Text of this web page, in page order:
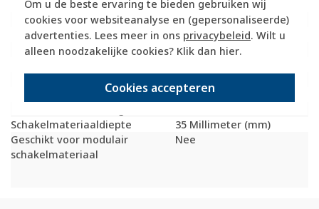
Om u de beste ervaring te bieden gebruiken wij
cookies voor websiteanalyse en (gepersonaliseerde)
advertenties. Lees meer in ons privacybeleid. Wilt u
alleen noodzakelijke cookies? Klik dan hier.
Cookies accepteren
RAL-nummer (vergelijkbaar)
9010
Beschermingsgraad (IP)
IP20
Transparant
Nee
Uitvoering oppervlakte
Glanzend
Schakelmateriaalbreedte
225 Millimeter (mm)
Schakelmateriaaldiepte
35 Millimeter (mm)
Geschikt voor modulair
schakelmateriaal
Nee